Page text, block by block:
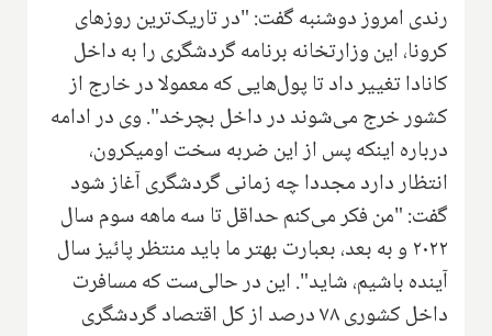
رندی امروز دوشنبه گفت: "در تاریک‌ترین روزهای
کرونا، این وزارتخانه برنامه گردشگری را به داخل
کانادا تغییر داد تا پول‌هایی که معمولا در خارج از
کشور خرج می‌شوند در داخل بچرخد". وی در ادامه
درباره اینکه پس از این ضربه سخت اومیکرون،
انتظار دارد مجددا چه زمانی گردشگری آغاز شود
گفت: "من فکر می‌کنم حداقل تا سه ماهه سوم سال
۲۰۲۲ و به بعد، بعبارت بهتر ما باید منتظر پائیز سال
آینده باشیم، شاید". این در حالی‌ست که مسافرت
داخل کشوری ۷۸ درصد از کل اقتصاد گردشگری